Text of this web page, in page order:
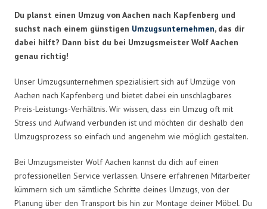
Du planst einen Umzug von Aachen nach Kapfenberg und
suchst nach einem günstigen Umzugsunternehmen, das dir
dabei hilft? Dann bist du bei Umzugsmeister Wolf Aachen
genau richtig!
Unser Umzugsunternehmen spezialisiert sich auf Umzüge von
Aachen nach Kapfenberg und bietet dabei ein unschlagbares
Preis-Leistungs-Verhältnis. Wir wissen, dass ein Umzug oft mit
Stress und Aufwand verbunden ist und möchten dir deshalb den
Umzugsprozess so einfach und angenehm wie möglich gestalten.
Bei Umzugsmeister Wolf Aachen kannst du dich auf einen
professionellen Service verlassen. Unsere erfahrenen Mitarbeiter
kümmern sich um sämtliche Schritte deines Umzugs, von der
Planung über den Transport bis hin zur Montage deiner Möbel. Du